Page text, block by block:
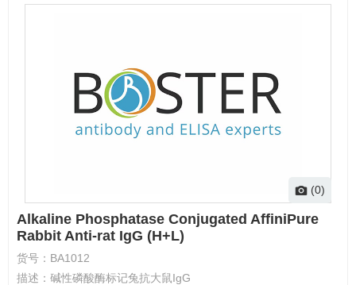
(0)
Alkaline Phosphatase Conjugated AffiniPure
Rabbit Anti-rat IgG (H+L)
货号： BA1012
描述： 碱性磷酸酶标记兔抗大鼠IgG